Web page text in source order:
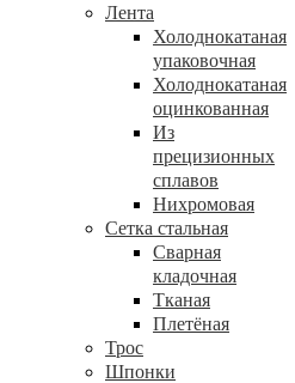
Лента
Холоднокатаная
упаковочная
Холоднокатаная
оцинкованная
Из
прецизионных
сплавов
Нихромовая
Сетка стальная
Сварная
кладочная
Тканая
Плетёная
Трос
Шпонки